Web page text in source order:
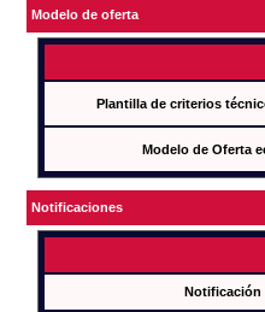
Modelo de oferta
Plantilla de criterios
Modelo de Oferta
Notificaciones
Notificación